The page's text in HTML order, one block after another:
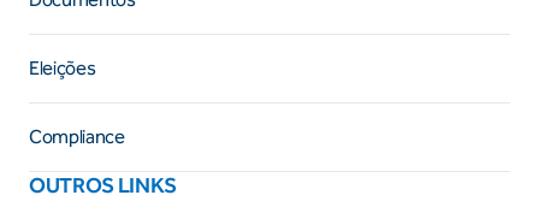
Eleições
Compliance
OUTROS LINKS